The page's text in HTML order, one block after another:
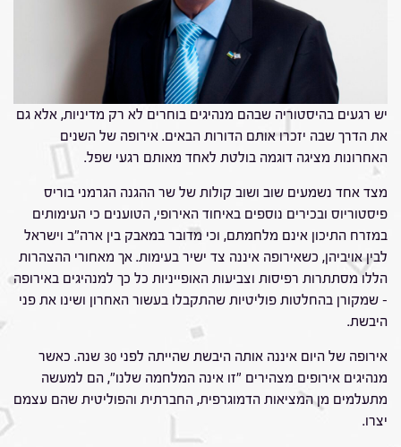
יש רגעים בהיסטוריה שבהם מנהיגים בוחרים לא רק מדיניות, אלא גם
את הדרך שבה יזכרו אותם הדורות הבאים. אירופה של השנים
האחרונות מציגה דוגמה בולטת לאחד מאותם רגעי שפל.
מצד אחד נשמעים שוב ושוב קולות של שר ההגנה הגרמני בוריס
פיסטוריוס ובכירים נוספים באיחוד האירופי, הטוענים כי העימותים
במזרח התיכון אינם מלחמתם, וכי מדובר במאבק בין ארה"ב וישראל
לבין אויביהן, כשאירופה איננה צד ישיר בעימות. אך מאחורי ההצהרות
הללו מסתתרות רפיסות וצביעות האופייניות כל כך למנהיגים באירופה
– שמקורן בהחלטות פוליטיות שהתקבלו בעשור האחרון ושינו את פני
היבשת.
אירופה של היום איננה אותה היבשת שהייתה לפני 30 שנה. כאשר
מנהיגים אירופים מצהירים "זו אינה המלחמה שלנו", הם למעשה
מתעלמים מן המציאות הדמוגרפית, החברתית והפוליטית שהם עצמם
יצרו.